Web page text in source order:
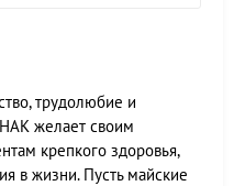
трудолюбие и
желает своим
крепкого здоровья,
в жизни. Пусть майские